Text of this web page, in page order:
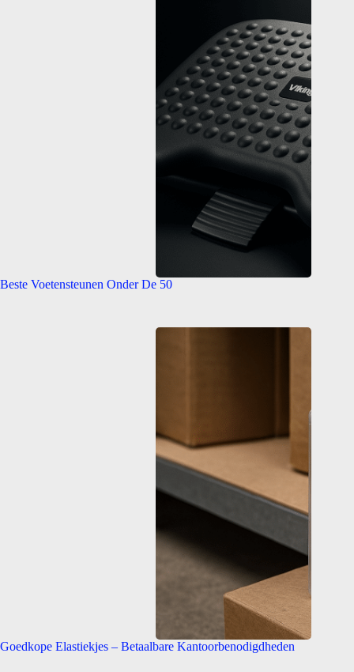
Beste Voetensteunen Onder De 50
Goedkope Elastiekjes – Betaalbare Kantoorbenodigdheden